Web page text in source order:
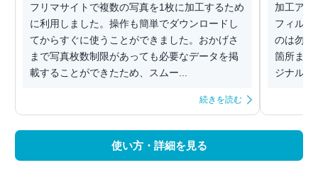
フリマサイトで複数の写真を1枚に加工するため
に利用しました。操作も簡単でダウンロードし
てからすぐに使うことができました。おかげさ
まで写真枚数制限があっても必要なデータを掲
載することができたため、スムー...
続きを読む
加工アプ
フィルタ
のは勿論
箇所まで
ジナルの
使い方・詳細を見る